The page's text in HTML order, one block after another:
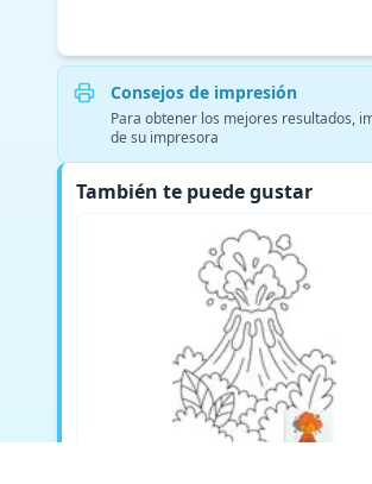
Consejos de impresión
Para obtener los mejores resultados,
de su impresora
También te puede gustar